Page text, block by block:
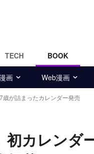
TECH BOOK
画 Web漫画
歳が詰まったカレンダー発売
初カレン